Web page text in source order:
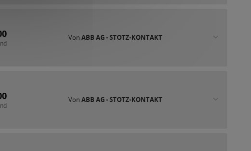
VonABB AG - STOTZ-KONTAKT
VonABB AG - STOTZ-KONTAKT